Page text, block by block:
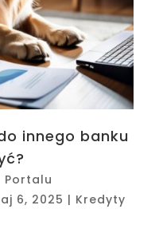
innego banku
Portalu
6, 2025 | Kredyty